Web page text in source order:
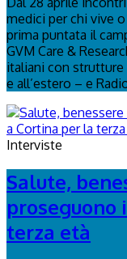
medici per chi vive
prima puntata il
GVM Care &
italiani con strutture
e all’estero – e
Interviste
Salute,
proseguono
terza età